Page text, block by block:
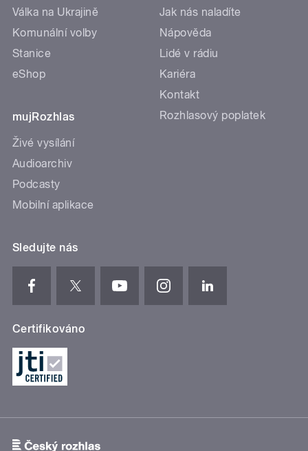
Válka na Ukrajině
Komunální volby
Stanice
eShop
mujRozhlas
Živé vysílání
Audioarchiv
Podcasty
Mobilní aplikace
Jak nás naladíte
Nápověda
Lidé v rádiu
Kariéra
Kontakt
Rozhlasový poplatek
Sledujte nás
Certifikováno